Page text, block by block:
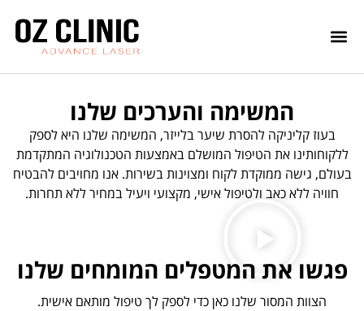
המשימה והערכים שלנו
בעוז קליניקה להסרת שיער בלייזר, המשימה שלנו היא לספק
ללקוחותינו את הטיפול המושלם באמצעות הטכנולוגיה המתקדמת
בעולם, גישה ממוקדת לקוח ומצוינות בשירות. אנו מחויבים להבטיח
חוויה ללא כאב ולטיפול אישי, מקצועי ויעיל במחיר ללא תחרות.
פגשו את המטפלים המומחים שלנו
הצוות המסור שלנו כאן כדי לספק לך טיפול מותאם אישית.